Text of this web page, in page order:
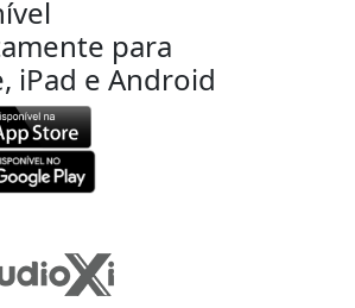
para
iPad e Android